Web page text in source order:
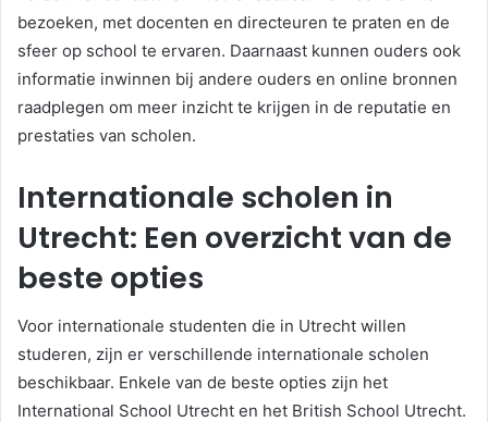
bezoeken, met docenten en directeuren te praten en de
sfeer op school te ervaren. Daarnaast kunnen ouders ook
informatie inwinnen bij andere ouders en online bronnen
raadplegen om meer inzicht te krijgen in de reputatie en
prestaties van scholen.
Internationale scholen in
Utrecht: Een overzicht van de
beste opties
Voor internationale studenten die in Utrecht willen
studeren, zijn er verschillende internationale scholen
beschikbaar. Enkele van de beste opties zijn het
International School Utrecht en het British School Utrecht.